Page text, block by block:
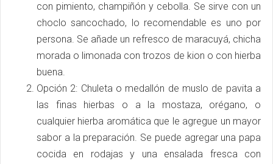
con pimiento, champiñón y cebolla. Se sirve con un
choclo sancochado, lo recomendable es uno por
persona. Se añade un refresco de maracuyá, chicha
morada o limonada con trozos de kion o con hierba
buena.
Opción 2: Chuleta o medallón de muslo de pavita a
las finas hierbas o a la mostaza, orégano, o
cualquier hierba aromática que le agregue un mayor
sabor a la preparación. Se puede agregar una papa
cocida en rodajas y una ensalada fresca con